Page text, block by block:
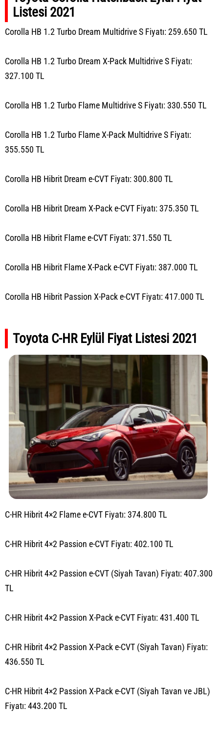
Listesi 2021
Corolla HB 1.2 Turbo Dream Multidrive S Fiyatı: 259.650 TL
Corolla HB 1.2 Turbo Dream X-Pack Multidrive S Fiyatı:
327.100 TL
Corolla HB 1.2 Turbo Flame Multidrive S Fiyatı: 330.550 TL
Corolla HB 1.2 Turbo Flame X-Pack Multidrive S Fiyatı:
355.550 TL
Corolla HB Hibrit Dream e-CVT Fiyatı: 300.800 TL
Corolla HB Hibrit Dream X-Pack e-CVT Fiyatı: 375.350 TL
Corolla HB Hibrit Flame e-CVT Fiyatı: 371.550 TL
Corolla HB Hibrit Flame X-Pack e-CVT Fiyatı: 387.000 TL
Corolla HB Hibrit Passion X-Pack e-CVT Fiyatı: 417.000 TL
Toyota C-HR Eylül Fiyat Listesi 2021
C-HR Hibrit 4×2 Flame e-CVT Fiyatı: 374.800 TL
C-HR Hibrit 4×2 Passion e-CVT Fiyatı: 402.100 TL
C-HR Hibrit 4×2 Passion e-CVT (Siyah Tavan) Fiyatı: 407.300
TL
C-HR Hibrit 4×2 Passion X-Pack e-CVT Fiyatı: 431.400 TL
C-HR Hibrit 4×2 Passion X-Pack e-CVT (Siyah Tavan) Fiyatı:
436.550 TL
C-HR Hibrit 4×2 Passion X-Pack e-CVT (Siyah Tavan ve JBL)
Fiyatı: 443.200 TL